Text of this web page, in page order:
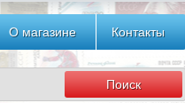
О магазине Контакты